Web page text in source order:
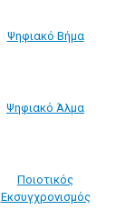
Ψηφιακό Βήμα
Ψηφιακό Άλμα
Ποιοτικός
Εκσυγχρονισμός